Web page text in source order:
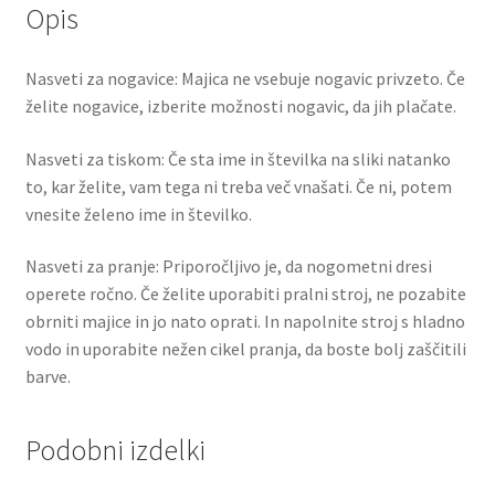
Opis
Nasveti za nogavice: Majica ne vsebuje nogavic privzeto. Če
želite nogavice, izberite možnosti nogavic, da jih plačate.
Nasveti za tiskom: Če sta ime in številka na sliki natanko
to, kar želite, vam tega ni treba več vnašati. Če ni, potem
vnesite želeno ime in številko.
Nasveti za pranje: Priporočljivo je, da nogometni dresi
operete ročno. Če želite uporabiti pralni stroj, ne pozabite
obrniti majice in jo nato oprati. In napolnite stroj s hladno
vodo in uporabite nežen cikel pranja, da boste bolj zaščitili
barve.
Podobni izdelki